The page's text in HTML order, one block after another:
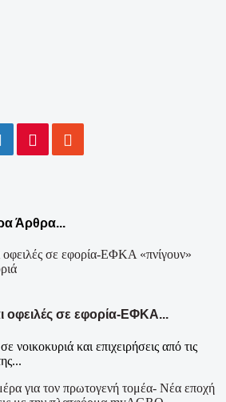
Άρθρα...
οφειλές σε εφορία-ΕΦΚΑ...
νοικοκυριά και επιχειρήσεις από τις